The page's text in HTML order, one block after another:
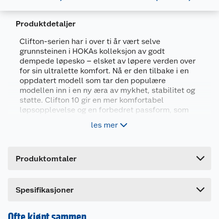
Produktdetaljer
Clifton-serien har i over ti år vært selve
grunnsteinen i HOKAs kolleksjon av godt
dempede løpesko – elsket av løpere verden over
for sin ultralette komfort. Nå er den tilbake i en
oppdatert modell som tar den populære
modellen inn i en ny æra av mykhet, stabilitet og
støtte. Clifton 10 gir en mer komfortabel
løpsopplevelse og en forbedret passform, som
langturer. Ideell for både nybegynnere og erfarne
Pustende jaquardstrikket overdel med
mm
kompresjonsstøpt EVA-skum
les mer
Produktomtaler
Spesifikasjoner
Artikkelnummer
198605170546
Leverandørens artikkelnummer
102078
Størrelse
Farge
BLUSH/ROSE LATTE
Lengde